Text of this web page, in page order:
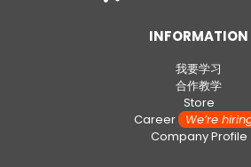
INFORMATION
我要学习
合作教学
Store
CareerWe’re
Company Profile